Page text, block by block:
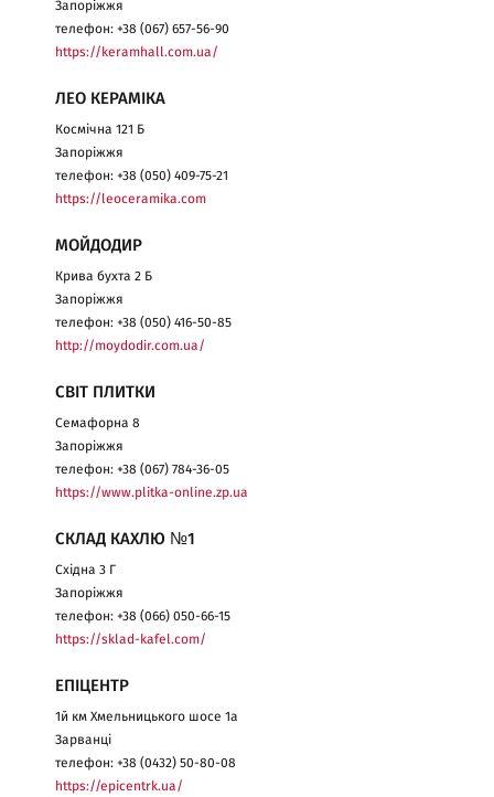
Запоріжжя
телефон: +38 (067) 657-56-90
https://keramhall.com.ua/
ЛЕО КЕРАМІКА
Космічна 121 Б
Запоріжжя
телефон: +38 (050) 409-75-21
https://leoceramika.com
МОЙДОДИР
Крива бухта 2 Б
Запоріжжя
телефон: +38 (050) 416-50-85
http://moydodir.com.ua/
СВІТ ПЛИТКИ
Семафорна 8
Запоріжжя
телефон: +38 (067) 784-36-05
https://www.plitka-online.zp.ua
СКЛАД КАХЛЮ №1
Східна 3 Г
Запоріжжя
телефон: +38 (066) 050-66-15
https://sklad-kafel.com/
ЕПІЦЕНТР
1й км Хмельницького шосе 1а
Зарванці
телефон: +38 (0432) 50-80-08
https://epicentrk.ua/